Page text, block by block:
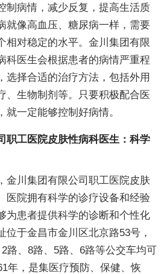
制病情，减少反复，提高生活质
就像高血压、糖尿病一样，需要
相对稳定的水平。金川集团有限
科医生会根据患者的病情严重程
选择合适的治疗方法，包括外用
、生物制剂等。只要积极配合医
一定能够控制好病情。
职工医院皮肤性病科医生：科学
金川集团有限公司职工医院皮肤
医院拥有科学的诊疗设备和经验
为患者提供科学的诊断和个性化
位于金昌市金川区北京路53号，
路、8路、5路、6路等公交车均可
年，是集医疗预防、保健、恢